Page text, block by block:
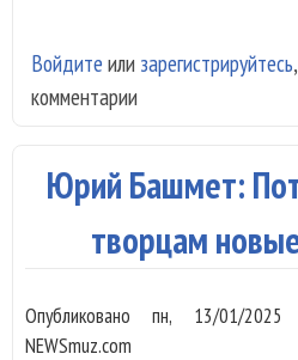
Войдите или зарегистрируйтесь
комментарии
Юрий Башмет:
творцам
Опубликованопн, 13/01/
NEWSmuz.com